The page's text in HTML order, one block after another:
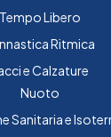
Tempo Libero
Ritmica
e Calzature
Nuoto
Sanitaria e